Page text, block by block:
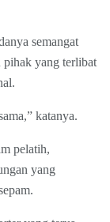
semangat
pihak yang terlibat
katanya.
pelatih,
yang